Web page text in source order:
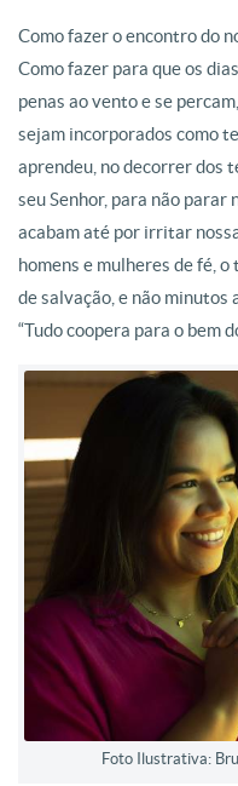
Como fazer o encontro do
Como fazer para que os
penas ao vento e se
sejam incorporados como
aprendeu, no decorrer dos
seu Senhor, para não parar
acabam até por irritar
homens e mulheres de fé,
de salvação, e não minutos
“Tudo coopera para o bem
Foto Ilustrativa: